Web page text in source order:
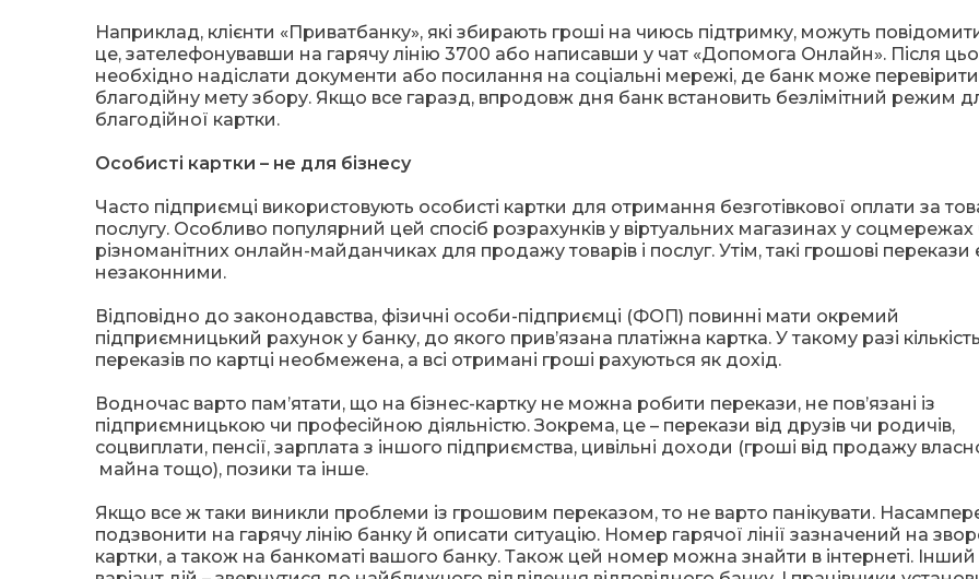
Наприклад, клієнти «Приватбанку», які збирають гроші на чиюсь підтримку, можуть
це, зателефонувавши на гарячу лінію 3700 або написавши у чат «Допомога Онлайн». Після
необхідно надіслати документи або посилання на соціальні мережі, де банк може перевірити
благодійну мету збору. Якщо все гаразд, впродовж дня банк встановить безлімітний режим
благодійної картки.
Особисті картки – не для бізнесу
Часто підприємці використовують особисті картки для отримання безготівкової оплати за
послугу. Особливо популярний цей спосіб розрахунків у віртуальних магазинах у соцмережах
різноманітних онлайн-майданчиках для продажу товарів і послуг. Утім, такі грошові перекази
незаконними.
Відповідно до законодавства, фізичні особи-підприємці (ФОП) повинні мати окремий
підприємницький рахунок у банку, до якого прив’язана платіжна картка. У такому разі кількість
переказів по картці необмежена, а всі отримані гроші рахуються як дохід.
Водночас варто пам’ятати, що на бізнес-картку не можна робити перекази, не пов’язані із
підприємницькою чи професійною діяльністю. Зокрема, це – перекази від друзів чи родичів,
соцвиплати, пенсії, зарплата з іншого підприємства, цивільні доходи (гроші від продажу
майна тощо), позики та інше.
Якщо все ж таки виникли проблеми із грошовим переказом, то не варто панікувати.
подзвонити на гарячу лінію банку й описати ситуацію. Номер гарячої лінії зазначений на
картки, а також на банкоматі вашого банку. Також цей номер можна знайти в інтернеті. Інший